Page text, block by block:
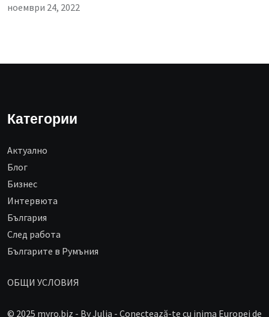
ноември 24, 2022
Категории
Aктуално
Блог
Бизнес
Интервюта
България
След работа
Българите в Румъния
ОБЩИ УСЛОВИЯ
© 2025 myro.biz - By Julia - Conectează-te cu inima Europei de